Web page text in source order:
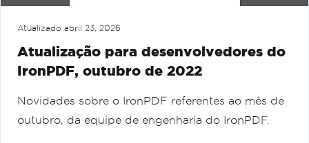
Atualizado abril 23, 2026
Atualização para desenvolvedores do
IronPDF, outubro de 2022
Novidades sobre o IronPDF referentes ao mês de
outubro, da equipe de engenharia do IronPDF.